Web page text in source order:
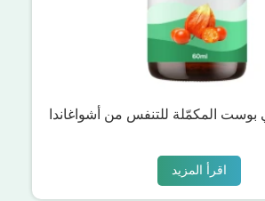
المكمّلة للتنفس من أشواغاندا
اقرأ المزيد